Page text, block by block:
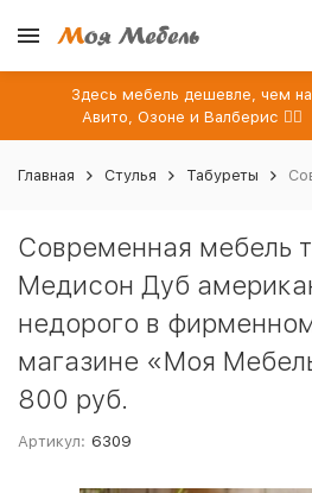
Здесь мебель дешевле, чем на
Авито, Озоне и Валберис 👉🏻
Главная Стулья Табуреты
Современная мебель
Медисон Дуб
недорого в
магазине «Моя
800 руб.
Артикул: 6309